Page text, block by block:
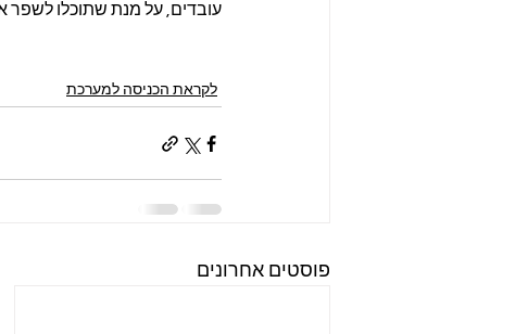
עובדים, על מנת שתוכלו לשפר
לקראת הכניסה למערכת
פוסטים אחרונים